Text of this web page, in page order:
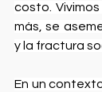
costo.
más, se
y la fractura
En un